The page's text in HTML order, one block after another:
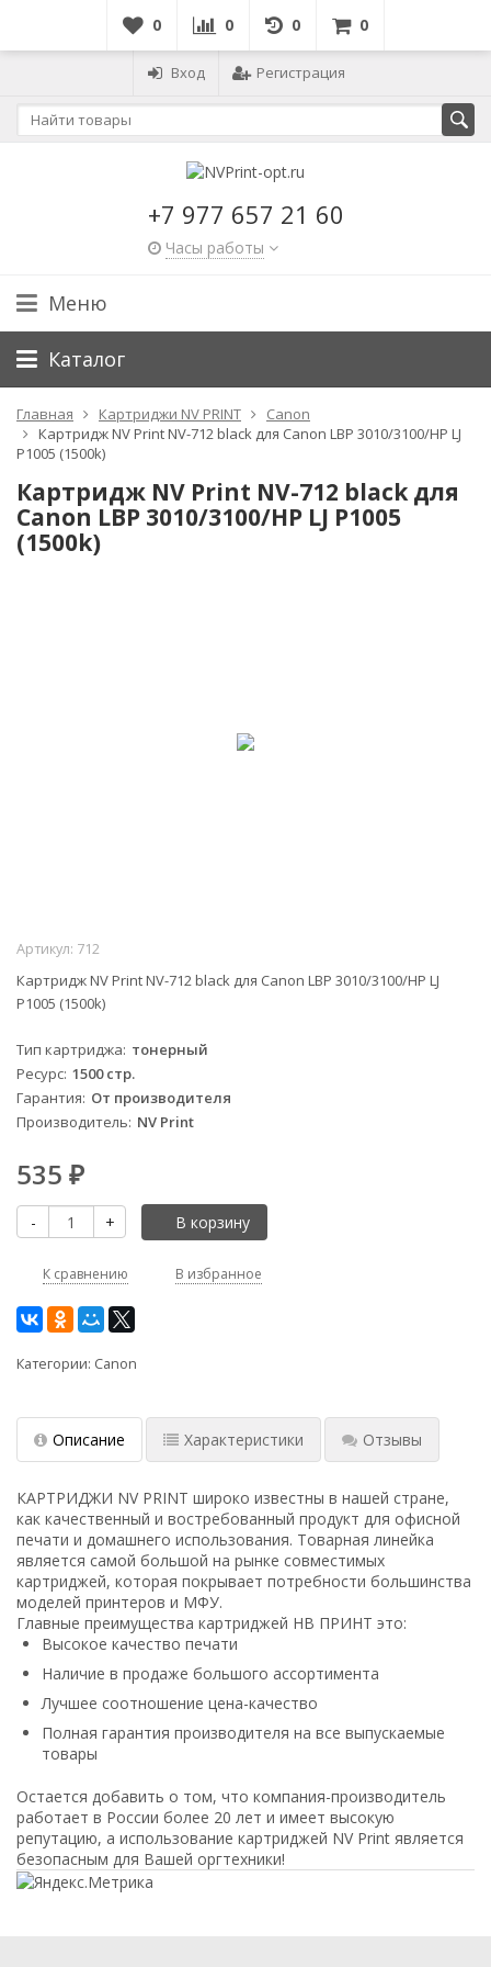
0 0 0 0
Вход Регистрация
+7 977 657 21 60
Часы работы
Меню
Каталог
Главная Картриджи NV PRINT
Canon
Картридж NV Print NV-712 black для Canon LBP 3010/3100/HP LJ
P1005 (1500k)
Картридж NV Print NV-712 black для
Canon LBP 3010/3100/HP LJ P1005
(1500k)
Артикул: 712
Картридж NV Print NV-712 black для Canon LBP 3010/3100/HP LJ
P1005 (1500k)
Тип картриджа тонерный
Ресурс 1500 стр.
Гарантия От производителя
Производитель NV Print
535 ₽
- + В корзину
К сравнению В избранное
Категории: Canon
Описание Характеристики Отзывы
КАРТРИДЖИ NV PRINT широко известны в нашей стране,
как качественный и востребованный продукт для офисной
печати и домашнего использования. Товарная линейка
является самой большой на рынке совместимых
картриджей, которая покрывает потребности большинства
моделей принтеров и МФУ.
Главные преимущества картриджей НВ ПРИНТ это:
Высокое качество печати
Наличие в продаже большого ассортимента
Лучшее соотношение цена-качество
Полная гарантия производителя на все выпускаемые
товары
Остается добавить о том, что компания-производитель
работает в России более 20 лет и имеет высокую
репутацию, а использование картриджей NV Print является
безопасным для Вашей оргтехники!